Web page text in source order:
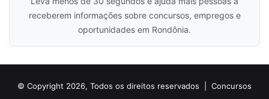
receberem informações sobre concursos, empregos e
oportunidades em Rondônia.
© Copyright 2026, Todos os direitos reservados | Concursos